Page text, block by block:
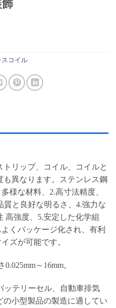
スコイル
リップ、コイル、コイルと
異なります。ステンレス鋼
様な材料、2.高寸法精度、
質と良好な明るさ、4.強力な
高強度、5.安定した化学組
くパッケージ化され、有利
ズが可能です。
～16mm。
ッテリーセル、自動車排気
小型製品の製造に適してい